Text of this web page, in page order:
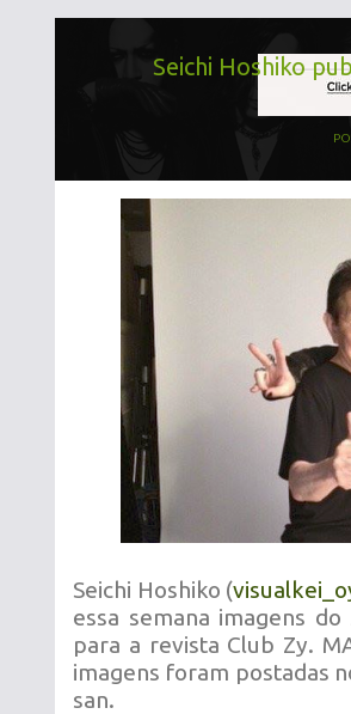
Seichi Hoshiko
Seichi Hoshiko (
essa semana imagens
para a revista Club Zy.
imagens foram postadas
san.